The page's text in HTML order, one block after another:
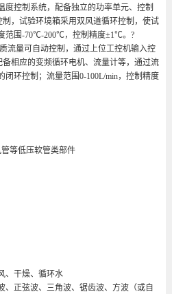
度控制系统，配备独立的功率单元、控制
，试验环境箱采用双风道循环控制，使试
范围-70℃-200℃，控制精度±1℃。?
流量可自动控制，通过上位工控机输入控
相应的变频循环电机、流量计等，通过流
闭环控制；流量范围0-100L/min，控制精度
等低压软管类部件
、干燥、循环水
、正弦波、三角波、锯齿波、方波（或自